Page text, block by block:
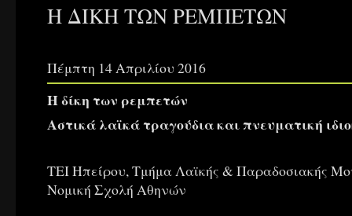
Η ΔΙΚΗ ΤΩΝ ΡΕΜΠΕΤΩΝ
Πέμπτη 14 Απριλίου 2016
Η δίκη των ρεμπετών
Αστικά λαϊκά τραγούδια και πνευματική
ΤΕΙ Ηπείρου, Τμήμα Λαϊκής & Παραδοσιακής
Νομική Σχολή Αθηνών